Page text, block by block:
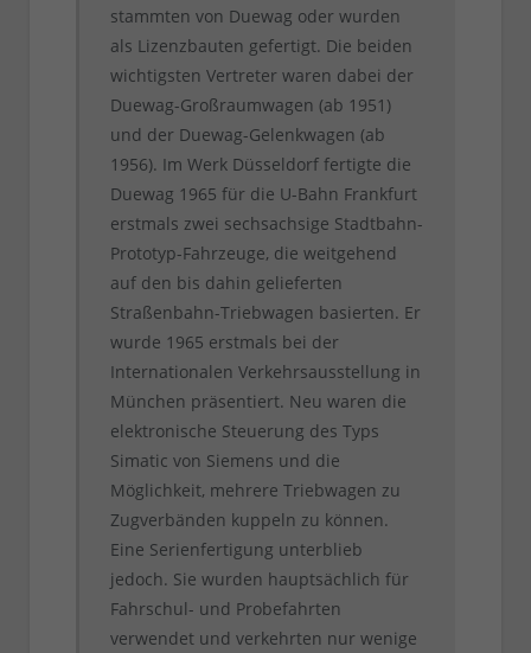
stammten von Duewag oder wurden
als Lizenzbauten gefertigt. Die beiden
wichtigsten Vertreter waren dabei der
Duewag-Großraumwagen (ab 1951)
und der Duewag-Gelenkwagen (ab
1956). Im Werk Düsseldorf fertigte die
Duewag 1965 für die U-Bahn Frankfurt
erstmals zwei sechsachsige Stadtbahn-
Prototyp-Fahrzeuge, die weitgehend
auf den bis dahin gelieferten
Straßenbahn-Triebwagen basierten. Er
wurde 1965 erstmals bei der
Internationalen Verkehrsausstellung in
München präsentiert. Neu waren die
elektronische Steuerung des Typs
Simatic von Siemens und die
Möglichkeit, mehrere Triebwagen zu
Zugverbänden kuppeln zu können.
Eine Serienfertigung unterblieb
jedoch. Sie wurden hauptsächlich für
Fahrschul- und Probefahrten
verwendet und verkehrten nur wenige